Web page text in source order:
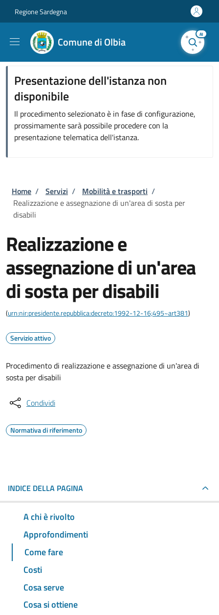
Regione Sardegna
Comune di Olbia
AI
Presentazione dell'istanza non
disponibile
Il procedimento selezionato è in fase di configurazione,
prossimamente sarà possibile procedere con la
presentazione telematica dell'istanza.
Briciole di pane
Home / Servizi / Mobilità e trasporti /
Realizzazione e assegnazione di un'area di sosta per
disabili
Realizzazione e
assegnazione di un'area
di sosta per disabili
(urn:nir:presidente.repubblica:decreto:1992-12-16;495~art381)
Servizio attivo
Procedimento di realizzazione e assegnazione di un'area di
sosta per disabili
Condividi
Normativa di riferimento
INDICE DELLA PAGINA
A chi è rivolto
Approfondimenti
Come fare
Costi
Cosa serve
Cosa si ottiene